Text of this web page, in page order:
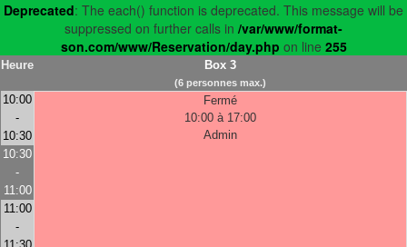
Deprecated: The each() function is deprecated. This message will be
suppressed on further calls in /var/www/format-
son.com/www/Reservation/day.php on line 255
Heure Box 3
(6 personnes max.)
10:00
-
10:30
Fermé
10:00 à 17:00
Admin
10:30
-
11:00
11:00
-